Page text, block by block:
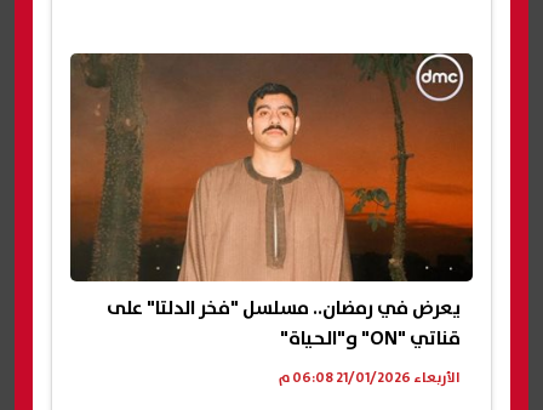
يعرض في رمضان.. مسلسل "فخر الدلتا" على
قناتي "ON" و"الحياة"
الأربعاء 21/01/2026 06:08 م